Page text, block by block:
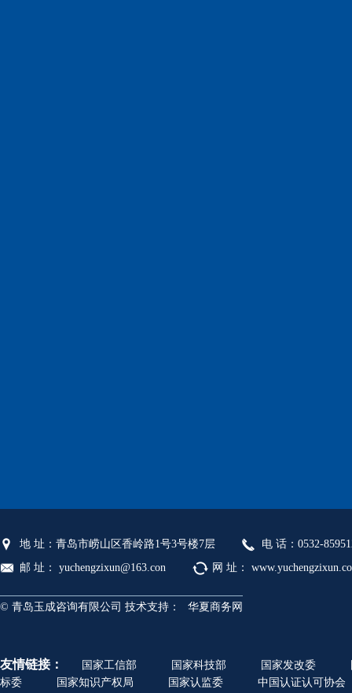
地 址：青岛市崂山区香岭路1号3号楼7层
电 话：0532-
邮 址： yuchengzixun@163.con
网 址：
© 青岛玉成咨询有限公司 技术支持： 华夏商务网
友情链接： 国家工信部 国家科技部 国家发改委
标委
国家知识产权局 国家认监委
中国认证认可协会